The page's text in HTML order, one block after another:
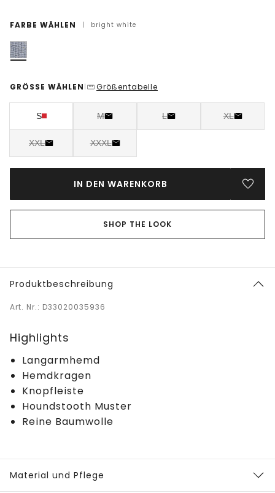
FARBE WÄHLEN | bright white
GRÖSSE WÄHLEN | Größentabelle
S M L XL
XXL XXXL
IN DEN WARENKORB
SHOP THE LOOK
Produktbeschreibung
Art. Nr.: D33020035936
Highlights
Langarmhemd
Hemdkragen
Knopfleiste
Houndstooth Muster
Reine Baumwolle
Material und Pflege